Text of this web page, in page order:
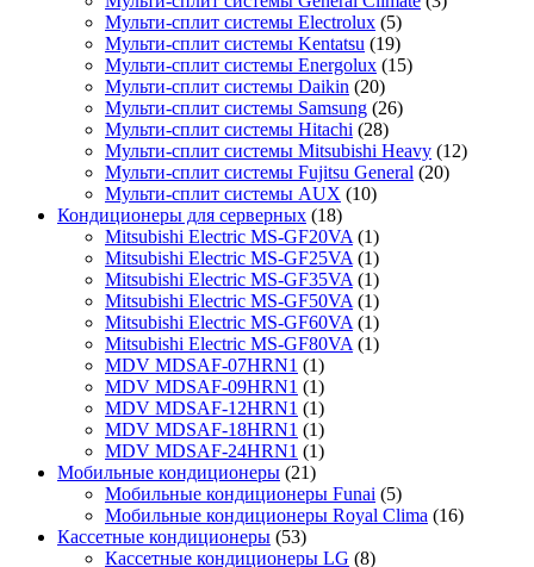
Мульти-сплит системы Electrolux (5)
Мульти-сплит системы Kentatsu (19)
Мульти-сплит системы Energolux (15)
Мульти-сплит системы Daikin (20)
Мульти-сплит системы Samsung (26)
Мульти-сплит системы Hitachi (28)
Мульти-сплит системы Mitsubishi Heavy (12)
Мульти-сплит системы Fujitsu General (20)
Мульти-сплит системы AUX (10)
Кондиционеры для серверных (18)
Mitsubishi Electric MS-GF20VA (1)
Mitsubishi Electric MS-GF25VA (1)
Mitsubishi Electric MS-GF35VA (1)
Mitsubishi Electric MS-GF50VA (1)
Mitsubishi Electric MS-GF60VA (1)
Mitsubishi Electric MS-GF80VA (1)
MDV MDSAF-07HRN1 (1)
MDV MDSAF-09HRN1 (1)
MDV MDSAF-12HRN1 (1)
MDV MDSAF-18HRN1 (1)
MDV MDSAF-24HRN1 (1)
Мобильные кондиционеры (21)
Мобильные кондиционеры Funai (5)
Мобильные кондиционеры Royal Clima (16)
Кассетные кондиционеры (53)
Кассетные кондиционеры LG (8)